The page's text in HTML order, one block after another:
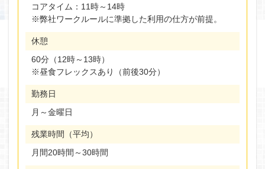
コアタイム：11時～14時
※弊社ワークルールに準拠した利用の仕方が前提。
休憩
60分（12時～13時）
※昼食フレックスあり（前後30分）
勤務日
月～金曜日
残業時間（平均）
月間20時間～30時間